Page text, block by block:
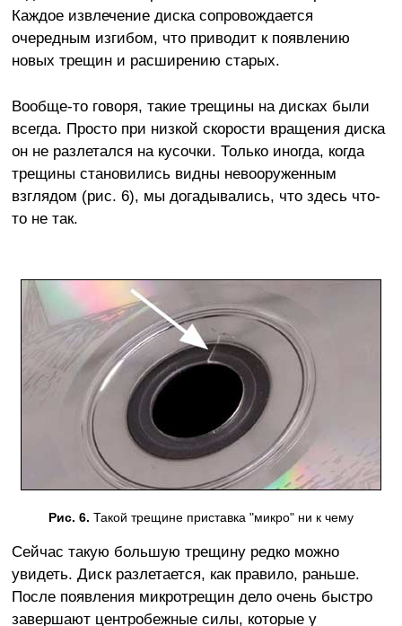
Каждое извлечение диска сопровождается
очередным изгибом, что приводит к появлению
новых трещин и расширению старых.
Вообще-то говоря, такие трещины на дисках были
всегда. Просто при низкой скорости вращения диска
он не разлетался на кусочки. Только иногда, когда
трещины становились видны невооруженным
взглядом (рис. 6), мы догадывались, что здесь что-
то не так.
Рис. 6. Такой трещине приставка "микро" ни к чему
Сейчас такую большую трещину редко можно
увидеть. Диск разлетается, как правило, раньше.
После появления микротрещин дело очень быстро
завершают центробежные силы, которые у